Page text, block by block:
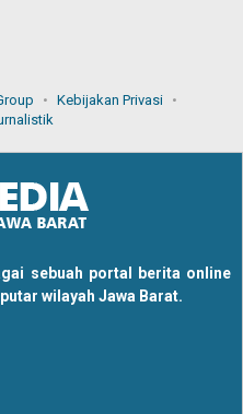
Kebijakan Privasi
sebuah portal berita online
wilayah Jawa Barat.